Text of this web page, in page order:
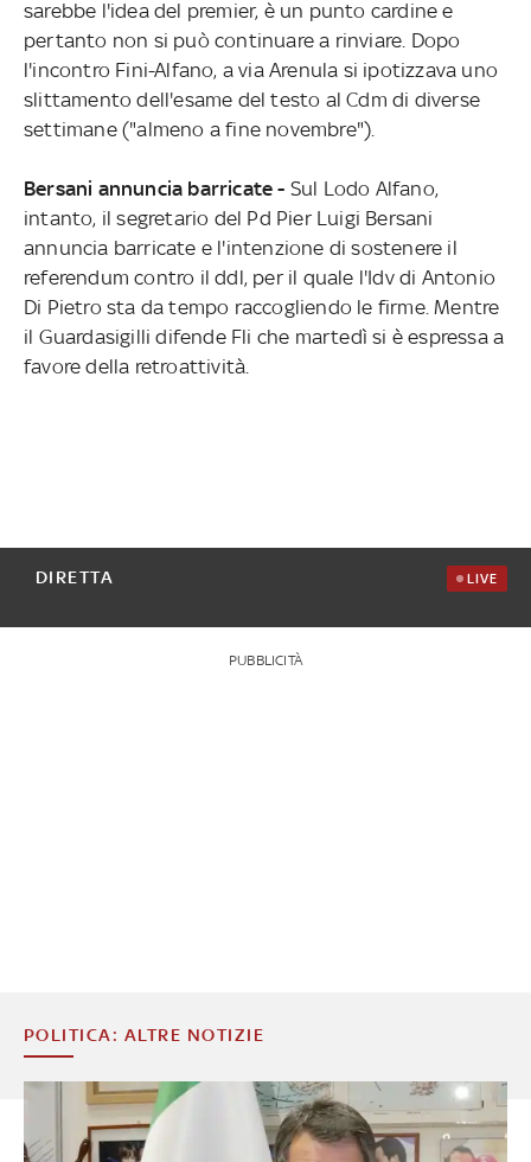
sarebbe l'idea del premier, è un punto cardine e
pertanto non si può continuare a rinviare. Dopo
l'incontro Fini-Alfano, a via Arenula si ipotizzava uno
slittamento dell'esame del testo al Cdm di diverse
settimane ("almeno a fine novembre").
Bersani annuncia barricate - Sul Lodo Alfano,
intanto, il segretario del Pd Pier Luigi Bersani
annuncia barricate e l'intenzione di sostenere il
referendum contro il ddl, per il quale l'Idv di Antonio
Di Pietro sta da tempo raccogliendo le firme. Mentre
il Guardasigilli difende Fli che martedì si è espressa a
favore della retroattività.
DIRETTA LIVE
PUBBLICITÀ
POLITICA: ALTRE NOTIZIE